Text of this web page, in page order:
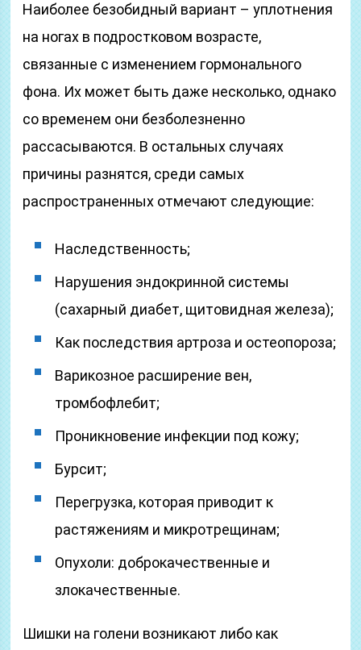
Наиболее безобидный вариант – уплотнения
на ногах в подростковом возрасте,
связанные с изменением гормонального
фона. Их может быть даже несколько, однако
со временем они безболезненно
рассасываются. В остальных случаях
причины разнятся, среди самых
распространенных отмечают следующие:
Наследственность;
Нарушения эндокринной системы
(сахарный диабет, щитовидная железа);
Как последствия артроза и остеопороза;
Варикозное расширение вен,
тромбофлебит;
Проникновение инфекции под кожу;
Бурсит;
Перегрузка, которая приводит к
растяжениям и микротрещинам;
Опухоли: доброкачественные и
злокачественные.
Шишки на голени возникают либо как